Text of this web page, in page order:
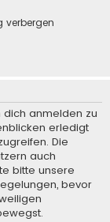
verbergen
dich anmelden zu
erledigt
Die
auch
bitte unsere
bevor